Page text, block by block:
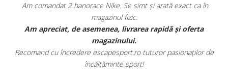
Am comandat 2 hanorace Nike. Se simt și arată exact ca în
magazinul fizic.
Am apreciat, de asemenea, livrarea rapidă și oferta
magazinului.
Recomand cu încredere escapesport.ro tuturor pasionaților de
încălțăminte sport!